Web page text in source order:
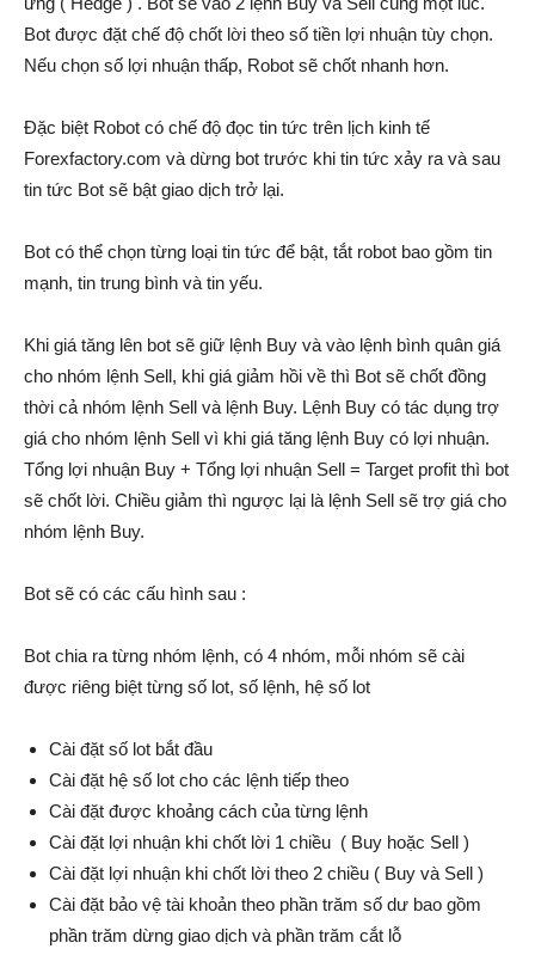
Bot được đặt chế độ chốt lời theo số tiền lợi nhuận tùy chọn.
Nếu chọn số lợi nhuận thấp, Robot sẽ chốt nhanh hơn.
Đặc biệt Robot có chế độ đọc tin tức trên lịch kinh tế
Forexfactory.com và dừng bot trước khi tin tức xảy ra và sau
tin tức Bot sẽ bật giao dịch trở lại.
Bot có thể chọn từng loại tin tức để bật, tắt robot bao gồm tin
mạnh, tin trung bình và tin yếu.
Khi giá tăng lên bot sẽ giữ lệnh Buy và vào lệnh bình quân giá
cho nhóm lệnh Sell, khi giá giảm hồi về thì Bot sẽ chốt đồng
thời cả nhóm lệnh Sell và lệnh Buy. Lệnh Buy có tác dụng trợ
giá cho nhóm lệnh Sell vì khi giá tăng lệnh Buy có lợi nhuận.
Tổng lợi nhuận Buy + Tổng lợi nhuận Sell = Target profit thì bot
sẽ chốt lời. Chiều giảm thì ngược lại là lệnh Sell sẽ trợ giá cho
nhóm lệnh Buy.
Bot sẽ có các cấu hình sau :
Bot chia ra từng nhóm lệnh, có 4 nhóm, mỗi nhóm sẽ cài
được riêng biệt từng số lot, số lệnh, hệ số lot
Cài đặt số lot bắt đầu
Cài đặt hệ số lot cho các lệnh tiếp theo
Cài đặt được khoảng cách của từng lệnh
Cài đặt lợi nhuận khi chốt lời 1 chiều ( Buy hoặc Sell )
Cài đặt lợi nhuận khi chốt lời theo 2 chiều ( Buy và Sell )
Cài đặt bảo vệ tài khoản theo phần trăm số dư bao gồm
phần trăm dừng giao dịch và phần trăm cắt lỗ